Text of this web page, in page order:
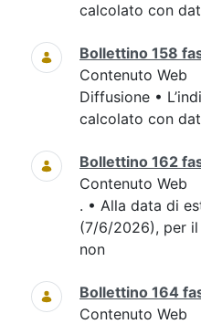
calcolato con
Bollettino 158
Contenuto Web
Diffusione •
calcolato con
Bollettino 162
Contenuto Web
. • Alla data di
(7/6/2026), per il
non
Bollettino 164
Contenuto Web